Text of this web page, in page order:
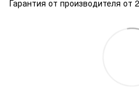
Гарантия от производителя от